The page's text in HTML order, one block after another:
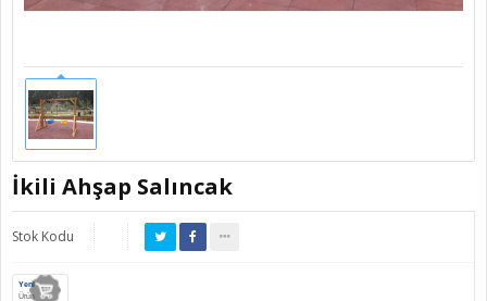
İkili Ahşap Salıncak
Stok Kodu
Yeni
Ürün